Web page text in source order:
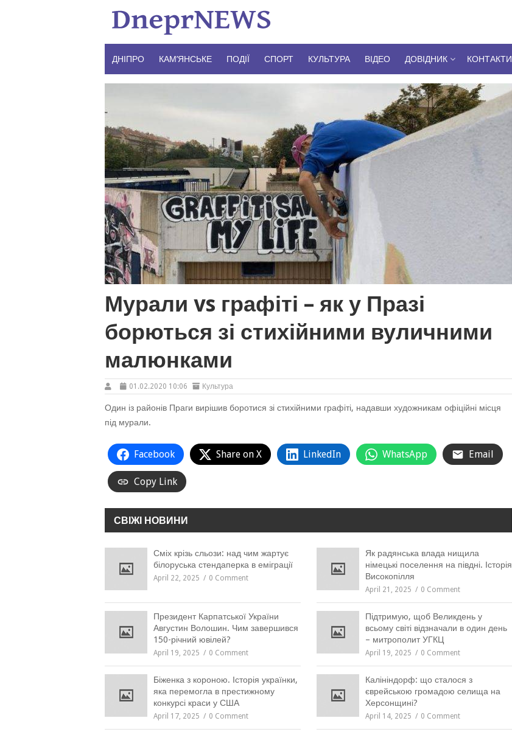
ДНІПРО КАМ’ЯНСЬКЕ ПОДІЇ СПОРТ КУЛЬТУРА ВІДЕО ДОВІДНИК КОНТАКТИ
Мурали vs графіті – як у Празі
борються зі стихійними вуличними
малюнками
01.02.2020 10:06 Культура
Один із районів Праги вирішив боротися зі стихійними графіті, надавши художникам офіційні місця
під мурали.
Facebook Share on X LinkedIn WhatsApp Email
Copy Link
СВІЖІ НОВИНИ
Сміх крізь сльози: над чим жартує
білоруська стендаперка в еміграції
April 22, 2025 0 Comment
Як радянська влада нищила
німецькі поселення на півдні. Історія
Високопілля
April 21, 2025 0 Comment
Президент Карпатської України
Августин Волошин. Чим завершився
150-річний ювілей?
April 19, 2025 0 Comment
Підтримую, щоб Великдень у
всьому світі відзначали в один день
– митрополит УГКЦ
April 19, 2025 0 Comment
Біженка з короною. Історія українки,
яка перемогла в престижному
конкурсі краси у США
April 17, 2025 0 Comment
Калініндорф: що сталося з
єврейською громадою селища на
Херсонщині?
April 14, 2025 0 Comment